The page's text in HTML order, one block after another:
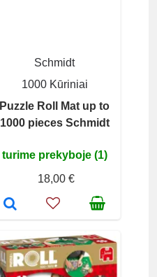
Schmidt
1000 Kūriniai
Puzzle Roll Mat up to
1000 pieces Schmidt
turime prekyboje (1)
18,00 €